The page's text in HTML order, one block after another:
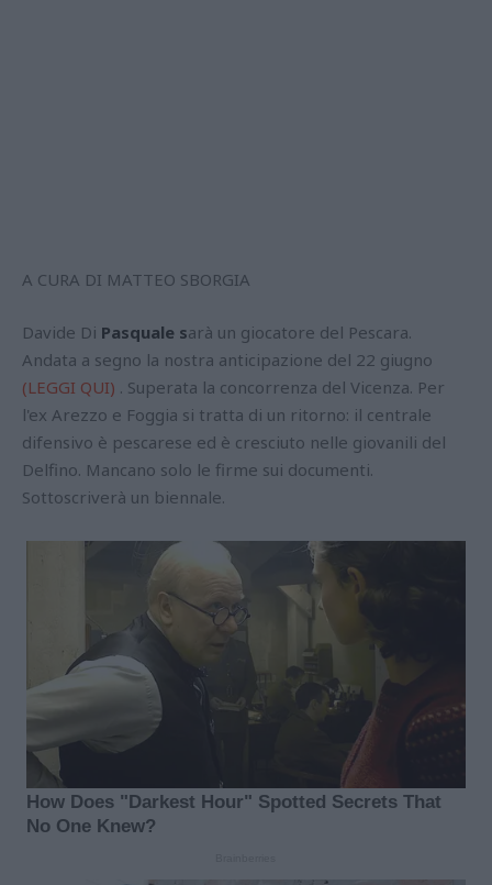
A CURA DI MATTEO SBORGIA
Davide Di Pasquale sarà un giocatore del Pescara.
Andata a segno la nostra anticipazione del 22 giugno
(LEGGI QUI) . Superata la concorrenza del Vicenza. Per
l'ex Arezzo e Foggia si tratta di un ritorno: il centrale
difensivo è pescarese ed è cresciuto nelle giovanili del
Delfino. Mancano solo le firme sui documenti.
Sottoscriverà un biennale.